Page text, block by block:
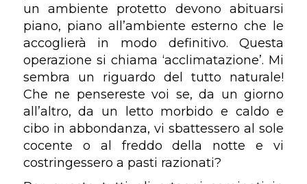
un ambiente protetto devono abituarsi
piano, piano all’ambiente esterno che le
accoglierà in modo definitivo. Questa
operazione si chiama ‘acclimatazione’. Mi
sembra un riguardo del tutto naturale!
Che ne pensereste voi se, da un giorno
all’altro, da un letto morbido e caldo e
cibo in abbondanza, vi sbattessero al sole
cocente o al freddo della notte e vi
costringessero a pasti razionati?